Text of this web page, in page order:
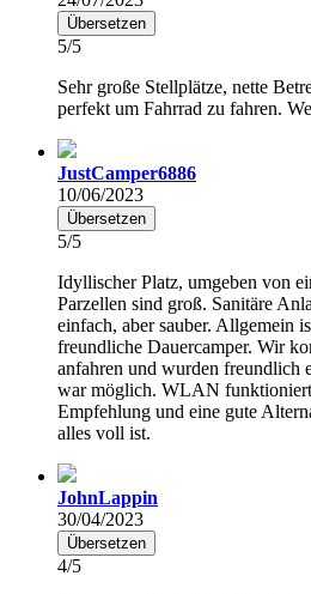
Übersetzen
5/5
Sehr große Stellplätze, nette
perfekt um Fahrrad zu fahren.
JustCamper6886
10/06/2023
Übersetzen
5/5
Idyllischer Platz, umgeben von
Parzellen sind groß. Sanitäre
einfach, aber sauber. Allgemein
freundliche Dauercamper. Wir
anfahren und wurden freundlich
war möglich. WLAN
Empfehlung und eine gute
alles voll ist.
JohnLappin
30/04/2023
Übersetzen
4/5